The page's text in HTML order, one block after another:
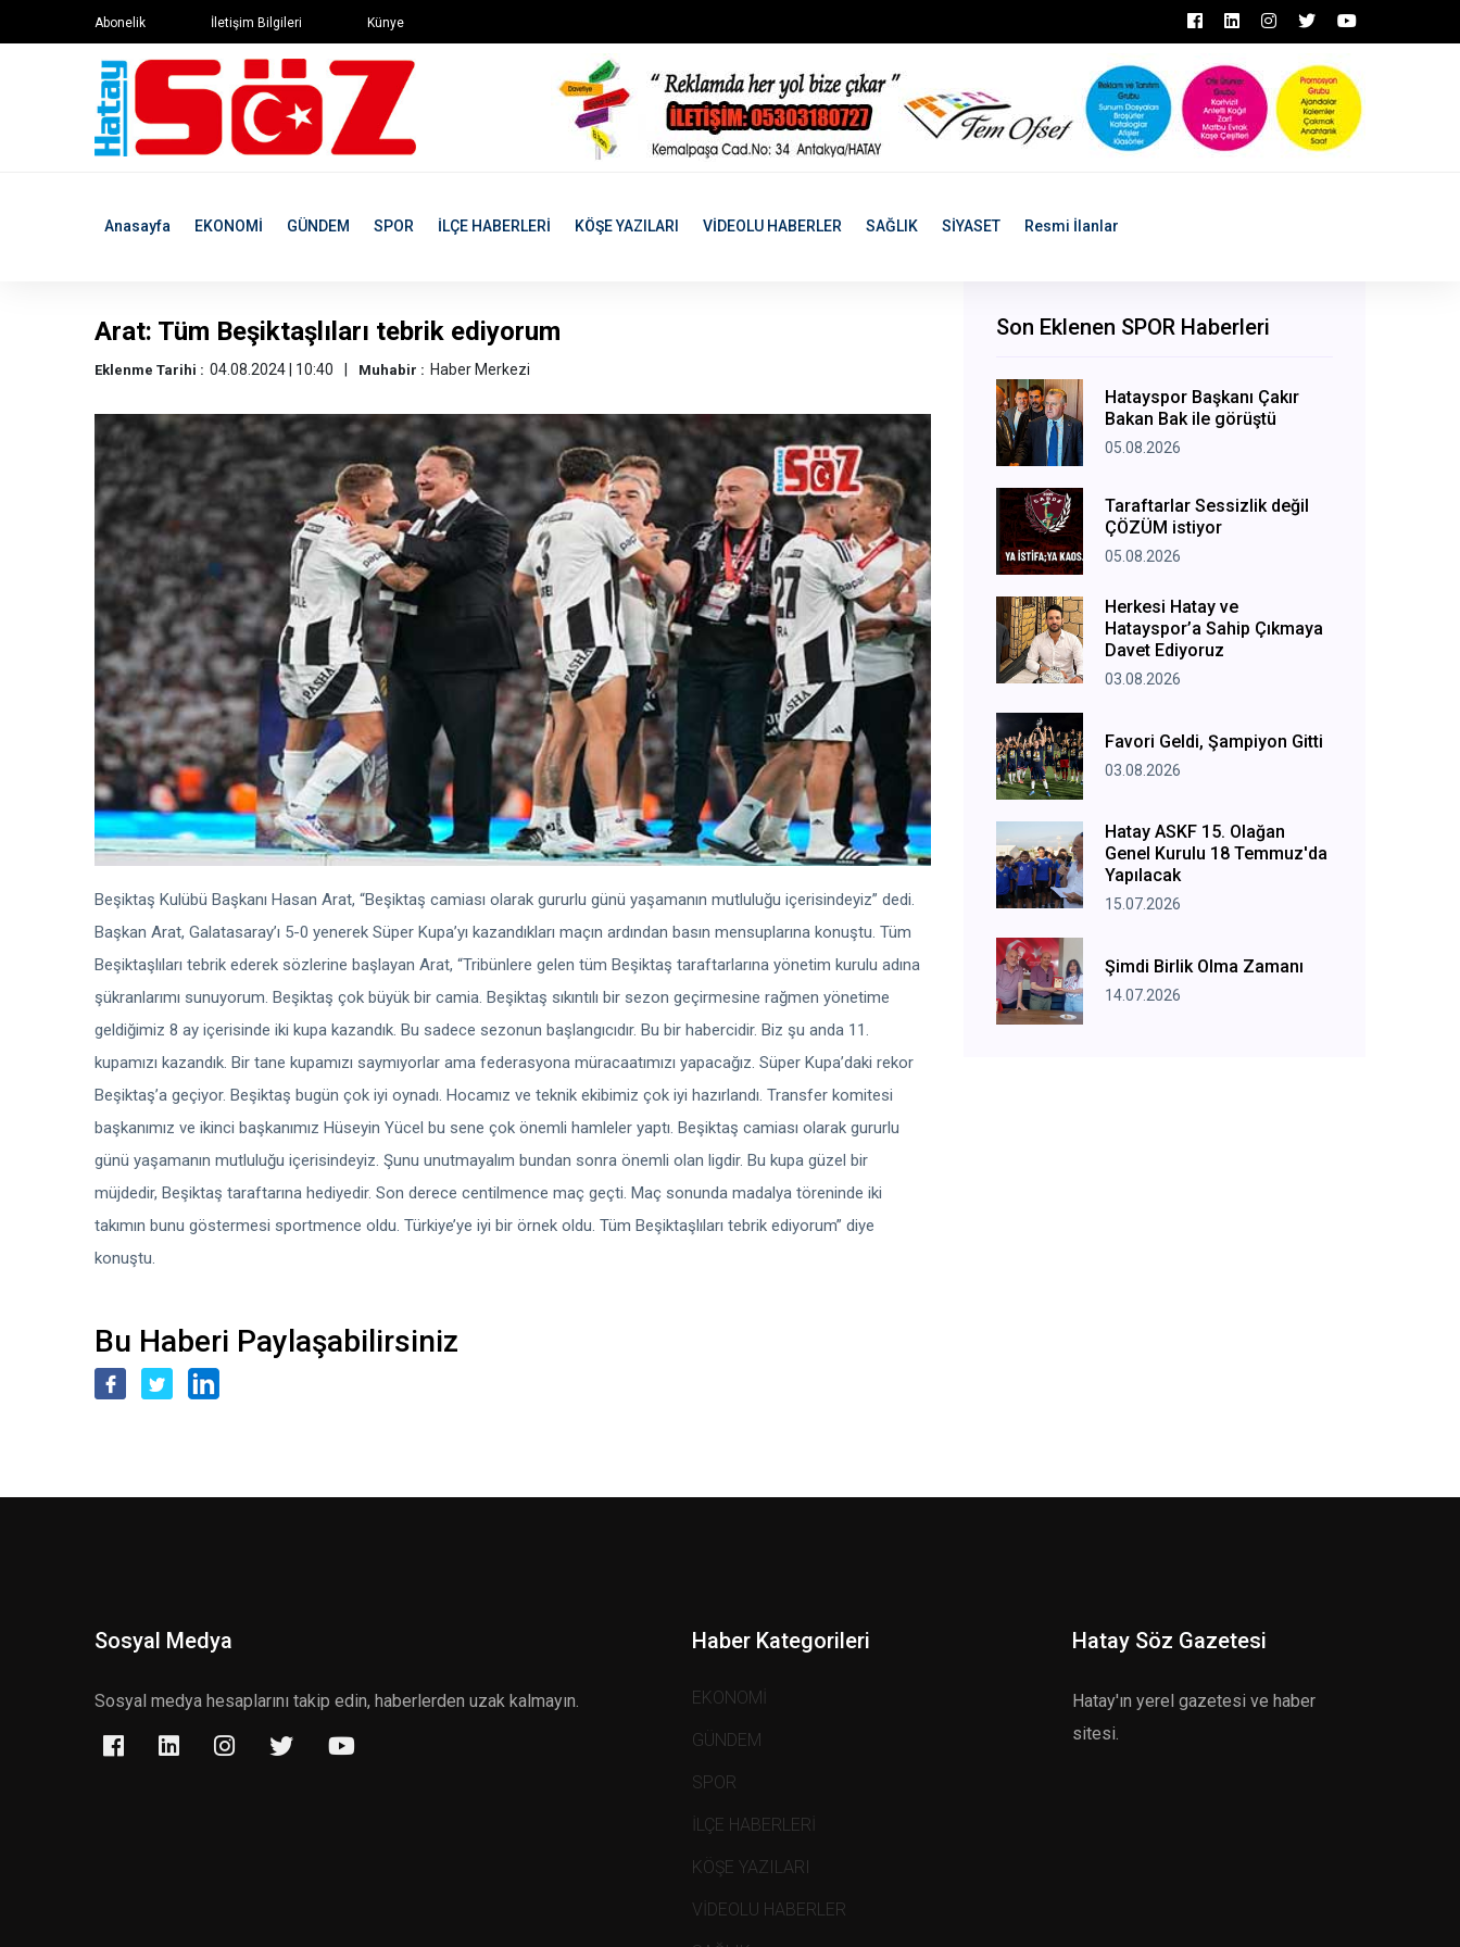
Abonelik İletişim Bilgileri Künye
Anasayfa EKONOMİ GÜNDEM SPOR İLÇE HABERLERİ KÖŞE YAZILARI VİDEOLU HABERLER SAĞLIK SİYASET Resmi İlanlar
Arat: Tüm Beşiktaşlıları tebrik ediyorum
Eklenme Tarihi : 04.08.2024 | 10:40 Muhabir : Haber Merkezi
Beşiktaş Kulübü Başkanı Hasan Arat, “Beşiktaş camiası olarak gururlu günü yaşamanın mutluluğu içerisindeyiz” dedi.
Başkan Arat, Galatasaray’ı 5-0 yenerek Süper Kupa’yı kazandıkları maçın ardından basın mensuplarına konuştu. Tüm
Beşiktaşlıları tebrik ederek sözlerine başlayan Arat, “Tribünlere gelen tüm Beşiktaş taraftarlarına yönetim kurulu adına
şükranlarımı sunuyorum. Beşiktaş çok büyük bir camia. Beşiktaş sıkıntılı bir sezon geçirmesine rağmen yönetime
geldiğimiz 8 ay içerisinde iki kupa kazandık. Bu sadece sezonun başlangıcıdır. Bu bir habercidir. Biz şu anda 11.
kupamızı kazandık. Bir tane kupamızı saymıyorlar ama federasyona müracaatımızı yapacağız. Süper Kupa’daki rekor
Beşiktaş’a geçiyor. Beşiktaş bugün çok iyi oynadı. Hocamız ve teknik ekibimiz çok iyi hazırlandı. Transfer komitesi
başkanımız ve ikinci başkanımız Hüseyin Yücel bu sene çok önemli hamleler yaptı. Beşiktaş camiası olarak gururlu
günü yaşamanın mutluluğu içerisindeyiz. Şunu unutmayalım bundan sonra önemli olan ligdir. Bu kupa güzel bir
müjdedir, Beşiktaş taraftarına hediyedir. Son derece centilmence maç geçti. Maç sonunda madalya töreninde iki
takımın bunu göstermesi sportmence oldu. Türkiye’ye iyi bir örnek oldu. Tüm Beşiktaşlıları tebrik ediyorum” diye
konuştu.
Bu Haberi Paylaşabilirsiniz
Son Eklenen SPOR Haberleri
Hatayspor Başkanı Çakır
Bakan Bak ile görüştü
05.08.2026
Taraftarlar Sessizlik değil
ÇÖZÜM istiyor
05.08.2026
Herkesi Hatay ve
Hatayspor’a Sahip Çıkmaya
Davet Ediyoruz
03.08.2026
Favori Geldi, Şampiyon Gitti
03.08.2026
Hatay ASKF 15. Olağan
Genel Kurulu 18 Temmuz'da
Yapılacak
15.07.2026
Şimdi Birlik Olma Zamanı
14.07.2026
Sosyal Medya
Sosyal medya hesaplarını takip edin, haberlerden uzak kalmayın.
Haber Kategorileri
EKONOMİ
GÜNDEM
SPOR
İLÇE HABERLERİ
KÖŞE YAZILARI
VİDEOLU HABERLER
Hatay Söz Gazetesi
Hatay'ın yerel gazetesi ve haber
sitesi.